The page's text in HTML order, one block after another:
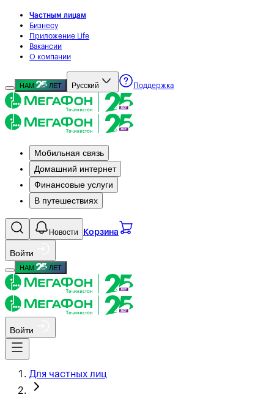
Частным лицам
Бизнесу
Приложение Life
Вакансии
О компании
НАМ ЛЕТ Русский Поддержка
Мобильная связь
Домашний интернет
Финансовые услуги
В путешествиях
Новости Корзина
Войти
НАМ ЛЕТ
Войти
Для частных лиц